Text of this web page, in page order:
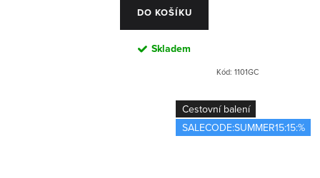
DO KOŠÍKU
Skladem
Kód: 1101GC
Cestovní balení
SALECODE:SUMMER15:15:%